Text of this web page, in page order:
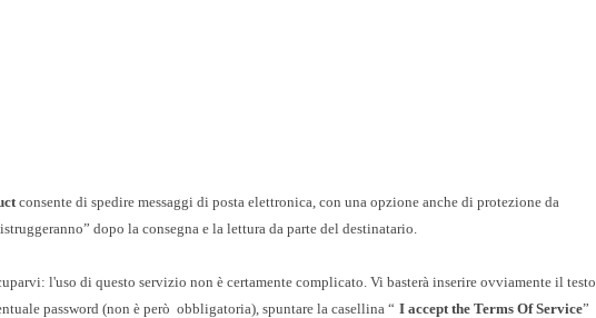
consente di spedire messaggi di posta elettronica, con una opzione anche di protezione da
dopo la consegna e la lettura da parte del destinatario.
l'uso di questo servizio non è certamente complicato. Vi basterà inserire ovviamente il testo
password (non è però obbligatoria), spuntare la casellina “ I accept the Terms Of Service”